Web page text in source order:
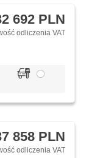
692 PLN
odliczenia VAT
858 PLN
odliczenia VAT